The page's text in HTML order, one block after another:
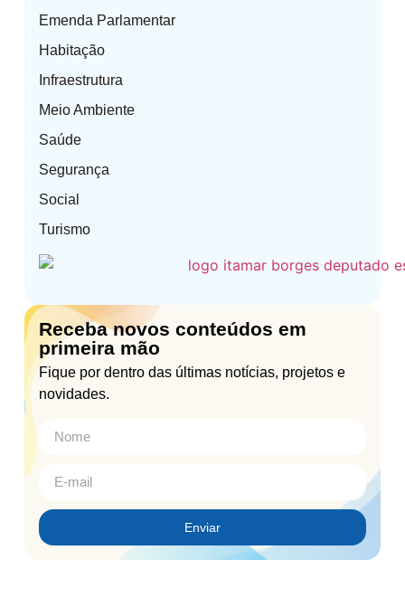
Emenda Parlamentar
Habitação
Infraestrutura
Meio Ambiente
Saúde
Segurança
Social
Turismo
Receba novos conteúdos em
primeira mão
Fique por dentro das últimas notícias, projetos e
novidades.
Enviar